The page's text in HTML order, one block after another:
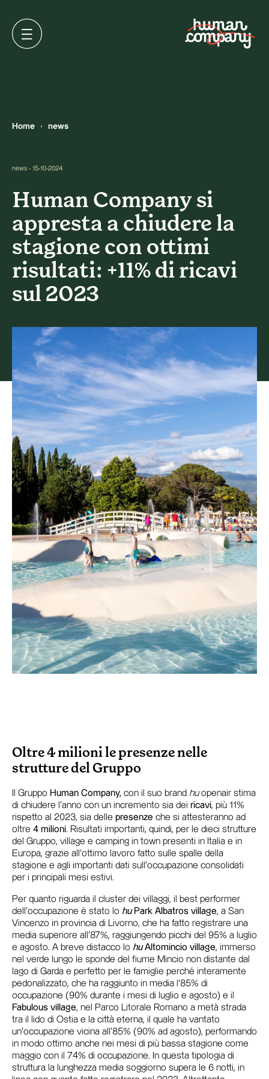
Home news
news - 15-10-2024
Human Company si
appresta a chiudere la
stagione con ottimi
risultati: +11% di ricavi
sul 2023
Oltre 4 milioni le presenze nelle
strutture del Gruppo
Il Gruppo Human Company, con il suo brand huopenair stima
di chiudere l’anno con un incremento sia dei ricavi, più 11%
rispetto al 2023, sia delle presenze che si attesteranno ad
oltre 4 milioni. Risultati importanti, quindi, per le dieci strutture
del Gruppo, village e camping in town presenti in Italia e in
Europa, grazie all’ottimo lavoro fatto sulle spalle della
stagione e agli importanti dati sull’occupazione consolidati
per i principali mesi estivi.
Per quanto riguarda il cluster dei villaggi, il best performer
dell’occupazione è stato lo huPark Albatros village, a San
Vincenzo in provincia di Livorno, che ha fatto registrare una
media superiore all’87%, raggiungendo picchi del 95% a luglio
e agosto. A breve distacco lo huAltomincio village, immerso
nel verde lungo le sponde del fiume Mincio non distante dal
lago di Garda e perfetto per le famiglie perché interamente
pedonalizzato, che ha raggiunto in media l’85% di
occupazione (90% durante i mesi di luglio e agosto) e il
Fabulous village, nel Parco Litorale Romano a metà strada
tra il lido di Ostia e la città eterna, il quale ha vantato
un’occupazione vicina all’85% (90% ad agosto), performando
in modo ottimo anche nei mesi di più bassa stagione come
maggio con il 74% di occupazione. In questa tipologia di
struttura la lunghezza media soggiorno supera le 6 notti, in